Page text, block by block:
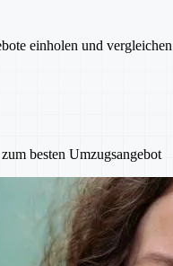
einholen und vergleichen
besten Umzugsangebot